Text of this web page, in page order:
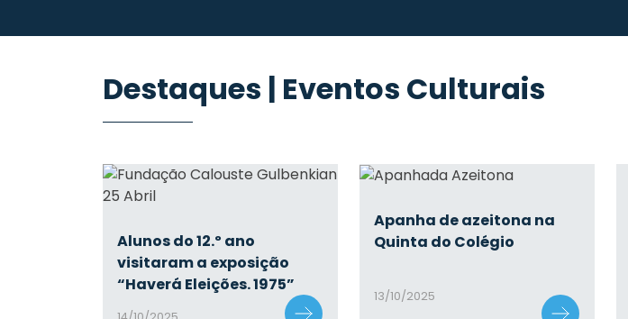
Destaques | Eventos Culturais
Alunos do 12.º ano
visitaram a exposição
“Haverá Eleições. 1975”
Apanha de azeitona na
Quinta do Colégio
13/10/2025